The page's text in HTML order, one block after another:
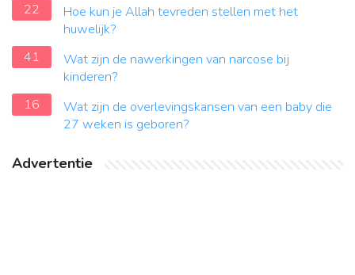
22
Hoe kun je Allah tevreden stellen met het
huwelijk?
41
Wat zijn de nawerkingen van narcose bij
kinderen?
16
Wat zijn de overlevingskansen van een baby die
27 weken is geboren?
Advertentie